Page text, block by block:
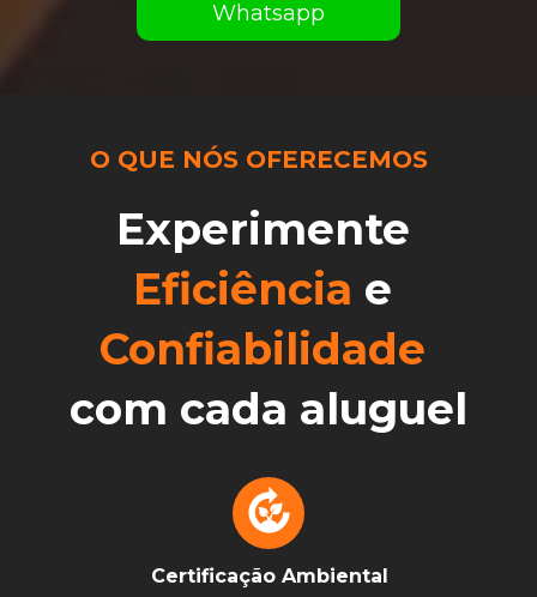
Whatsapp
O QUE NÓS OFERECEMOS
Eficiência
Confiabilidade
com cada aluguel
Certificação Ambiental